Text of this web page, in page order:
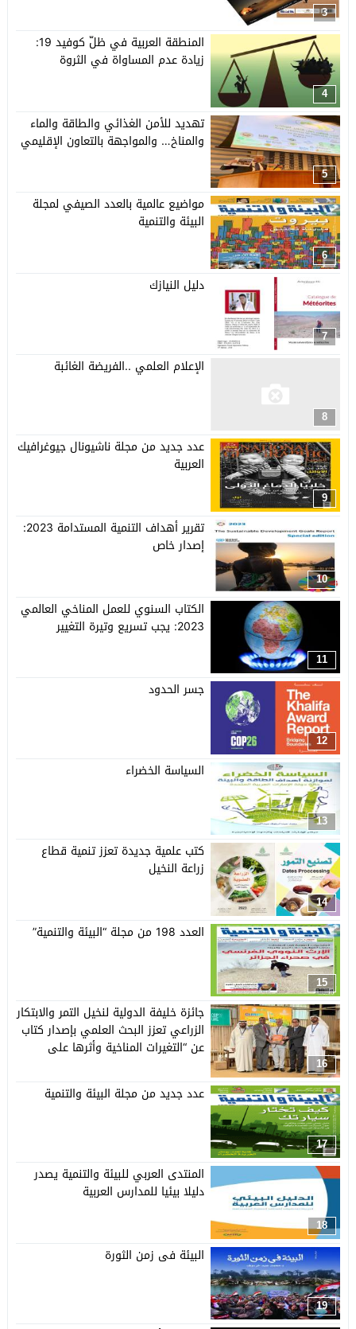
3
4
المنطقة العربية في ظلّ كوفيد 19:
زيادة عدم المساواة في الثروة
5
تهديد للأمن الغذائي والطاقة والماء
والمناخ… والمواجهة بالتعاون الإقليمي
6
مواضيع عالمية بالعدد الصيفي لمجلة
البيئة والتنمية
7
دليل النيازك
8
الإعلام العلمي ..الفريضة الغائبة
9
عدد جديد من مجلة ناشيونال جيوغرافيك
العربية
10
تقرير أهداف التنمية المستدامة 2023:
إصدار خاص
11
الكتاب السنوي للعمل المناخي العالمي
2023: يجب تسريع وتيرة التغيير
12
جسر الحدود
13
السياسة الخضراء
14
كتب علمية جديدة تعزز تنمية قطاع
زراعة النخيل
15
العدد 198 من مجلة “البيئة والتنمية”
16
جائزة خليفة الدولية لنخيل التمر والابتكار
الزراعي تعزز البحث العلمي بإصدار كتاب
عن “التغيرات المناخية وأثرها على
17
عدد جديد من مجلة البيئة والتنمية
18
المنتدى العربي للبيئة والتنمية يصدر
دليلا بيئيا للمدارس العربية
19
البيئة فى زمن الثورة